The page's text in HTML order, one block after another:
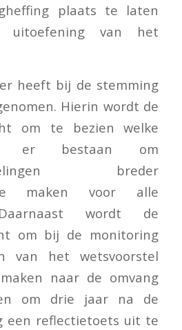
plaats te laten
van het
heeft bij de stemming
Hierin wordt de
om te bezien welke
er bestaan om
breder
maken voor alle
wordt de
om bij de monitoring
van het wetsvoorstel
naar de omvang
om drie jaar na de
een reflectietoets uit te